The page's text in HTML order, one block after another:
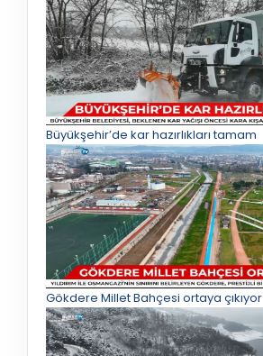
Büyükşehir’de kar hazırlıkları tamam
Gökdere Millet Bahçesi ortaya çıkıyor